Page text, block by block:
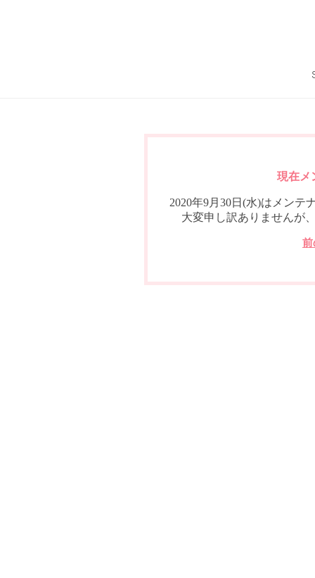
現在メ
2020年9月30日(水)はメンテ
大変申し訳ありませんが
前